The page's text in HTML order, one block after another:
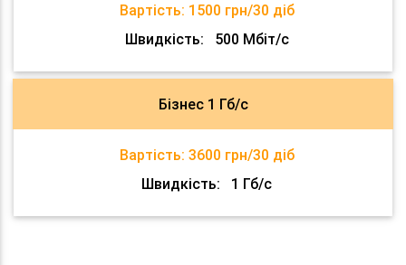
Вартість: 1500 грн/30 діб
Швидкість:
500 Мбіт/с
Бізнес 1 Гб/с
Вартість: 3600 грн/30 діб
Швидкість:
1 Гб/с